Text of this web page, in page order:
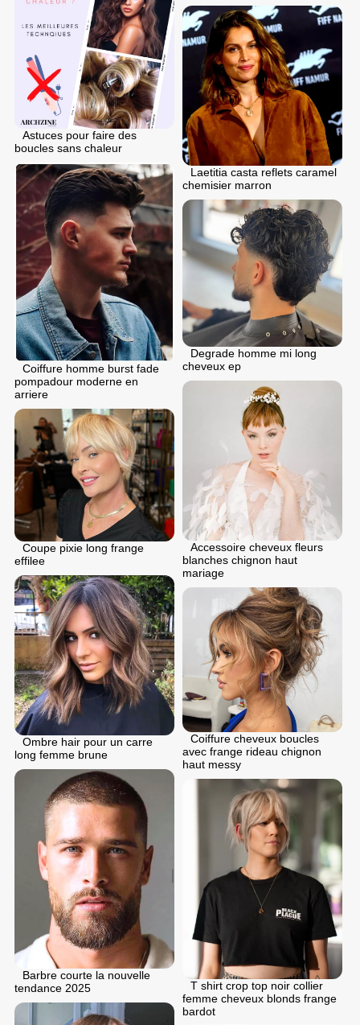
Astuces pour faire des
boucles sans chaleur
Laetitia casta reflets caramel
chemisier marron
Coiffure homme burst fade
pompadour moderne en
arriere
Degrade homme mi long
cheveux ep
Accessoire cheveux fleurs
blanches chignon haut
mariage
Coupe pixie long frange
effilee
Ombre hair pour un carre
long femme brune
Coiffure cheveux boucles
avec frange rideau chignon
haut messy
Barbre courte la nouvelle
tendance 2025
T shirt crop top noir collier
femme cheveux blonds frange
bardot